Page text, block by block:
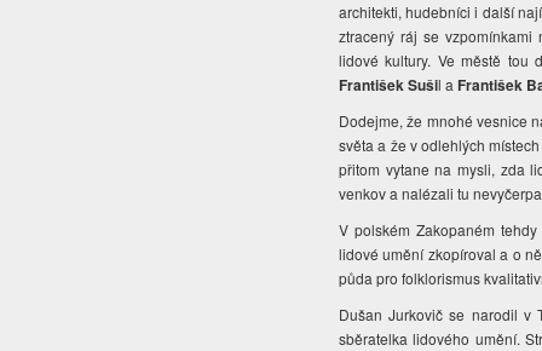
architekti, hudebníci i další
ztracený ráj se vzpomínkami
lidové kultury. Ve městě
František Sušil a František
Dodejme, že mnohé vesnice
světa a že v odlehlých
přitom vytane na mysli, zda
venkov a nalézali tu
V polském Zakopaném
lidové umění zkopíroval a o
půda pro folklorismus
Dušan Jurkovič se narodil v
sběratelka lidového umění.